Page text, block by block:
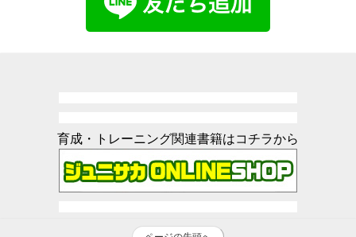
育成・トレーニング関連書籍はコチラから